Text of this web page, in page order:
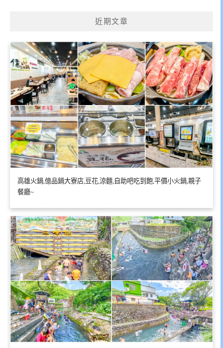
近期文章
高雄火鍋,億品鍋大寮店,豆花,涼麵,自助吧吃到飽,平價小火鍋,親子
餐廳~